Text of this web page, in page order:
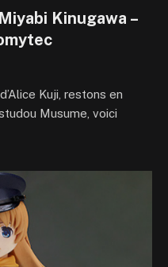
Kinugawa –
Kuji, restons en
Musume, voici